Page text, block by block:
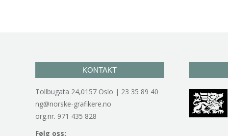
KONTAKT
Tollbugata 24,0157 Oslo | 23 35 89 40
ng@norske-grafikere.no
org.nr. 971 435 828
Følg oss: